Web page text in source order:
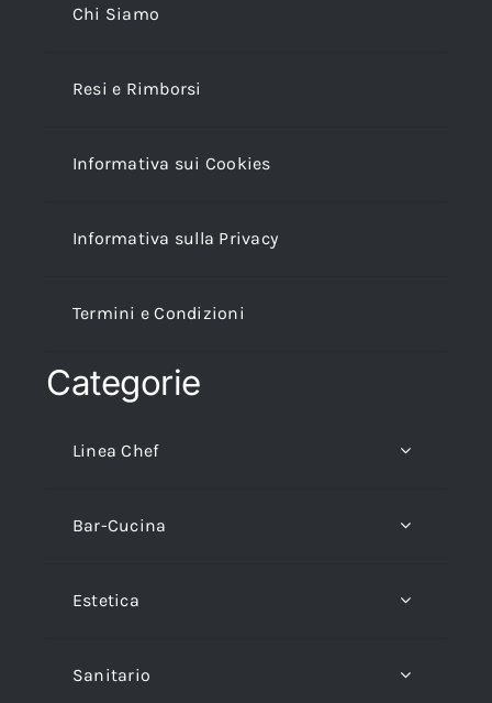
Chi Siamo
Resi e Rimborsi
Informativa sui Cookies
Informativa sulla Privacy
Termini e Condizioni
Categorie
Linea Chef
Bar-Cucina
Estetica
Sanitario